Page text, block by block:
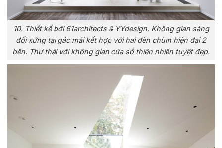
10. Thiết kế bởi 61architects & YYdesign. Không gian sáng
đối xứng tại gác mái kết hợp với hai đèn chùm hiện đại 2
bên. Thư thái với không gian cửa sổ thiên nhiên tuyệt đẹp.